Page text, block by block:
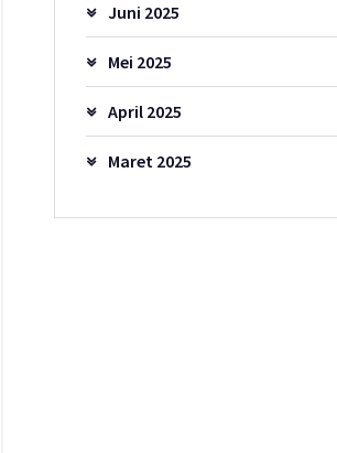
Juni 2025
Mei 2025
April 2025
Maret 2025